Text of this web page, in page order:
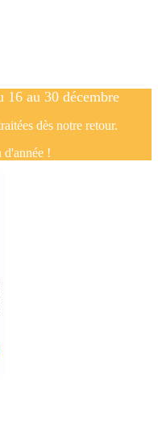
16 au 30 décembre
dès notre retour.
d'année !